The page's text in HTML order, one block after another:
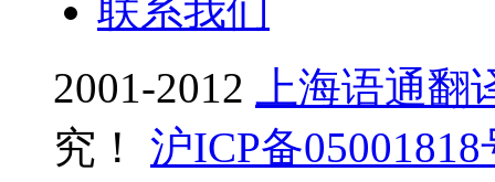
联系我们
2001-2012
上海语通
究！
沪ICP备05001818